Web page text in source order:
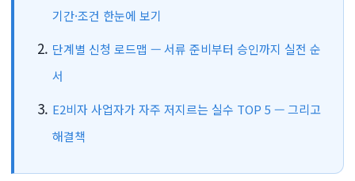
기간·조건 한눈에 보기
단계별 신청 로드맵 — 서류 준비부터 승인까지 실전 순
서
E2비자 사업자가 자주 저지르는 실수 TOP 5 — 그리고
해결책